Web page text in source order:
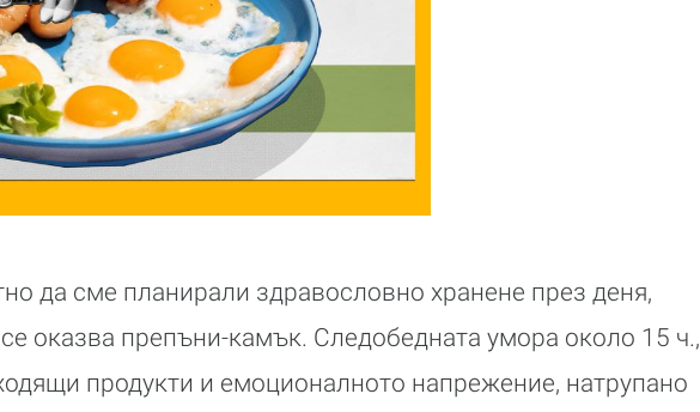
да сме планирали здравословно хранене през деня,
оказва препъни-камък. Следобедната умора около 15 ч.,
продукти и емоционалното напрежение, натрупано